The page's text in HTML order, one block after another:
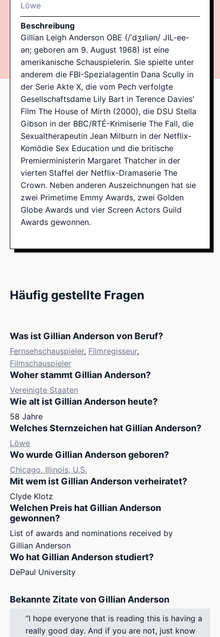
Löwe
Beschreibung
Gillian Leigh Anderson OBE (/ˈdʒɪliən/ JIL-ee-
ən; geboren am 9. August 1968) ist eine
amerikanische Schauspielerin. Sie spielte unter
anderem die FBI-Spezialagentin Dana Scully in
der Serie Akte X, die vom Pech verfolgte
Gesellschaftsdame Lily Bart in Terence Davies'
Film The House of Mirth (2000), die DSU Stella
Gibson in der BBC/RTÉ-Krimiserie The Fall, die
Sexualtherapeutin Jean Milburn in der Netflix-
Komödie Sex Education und die britische
Premierministerin Margaret Thatcher in der
vierten Staffel der Netflix-Dramaserie The
Crown. Neben anderen Auszeichnungen hat sie
zwei Primetime Emmy Awards, zwei Golden
Globe Awards und vier Screen Actors Guild
Awards gewonnen.
Häufig gestellte Fragen
Was ist Gillian Anderson von Beruf?
Fernsehschauspieler, Filmregisseur,
Filmschauspieler
Woher stammt Gillian Anderson?
Vereinigte Staaten
Wie alt ist Gillian Anderson heute?
58 Jahre
Welches Sternzeichen hat Gillian Anderson?
Löwe
Wo wurde Gillian Anderson geboren?
Chicago, Illinois, U.S.
Mit wem ist Gillian Anderson verheiratet?
Clyde Klotz
Welchen Preis hat Gillian Anderson
gewonnen?
List of awards and nominations received by
Gillian Anderson
Wo hat Gillian Anderson studiert?
DePaul University
Bekannte Zitate von Gillian Anderson
I hope everyone that is reading this is having a
really good day. And if you are not, just know